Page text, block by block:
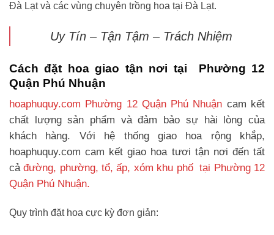
Đà Lạt và các vùng chuyên trồng hoa tại Đà Lạt.
Uy Tín – Tận Tậm – Trách Nhiệm
Cách đặt hoa giao tận nơi tại Phường 12
Quận Phú Nhuận
hoaphuquy.com Phường 12 Quận Phú Nhuận cam kết
chất lượng sản phẩm và đảm bảo sự hài lòng của
khách hàng. Với hệ thống giao hoa rộng khắp,
hoaphuquy.com cam kết giao hoa tươi tận nơi đến tất
cảđường, phường, tổ, ấp, xóm khu phố tại Phường 12
Quận Phú Nhuận.
Quy trình đặt hoa cực kỳ đơn giản: